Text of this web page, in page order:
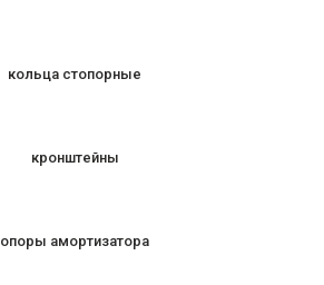
кольца стопорные
кронштейны
опоры амортизатора